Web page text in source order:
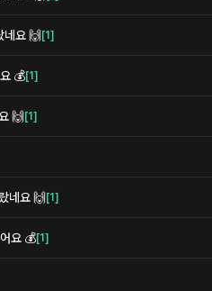
네요 🙌 [1 ]
💰[1 ]
🙌 [1 ]
네요 🙌 [1 ]
요 💰[1 ]